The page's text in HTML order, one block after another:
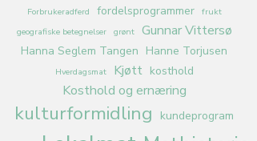
Forbrukeradferd fordelsprogrammer
frukt
geografiske betegnelser
grønt Gunnar Vittersø
Hanna Seglem Tangen Hanne Torjusen
Hverdagsmat Kjøtt kosthold
Kosthold og ernæring
kulturformidling kundeprogram